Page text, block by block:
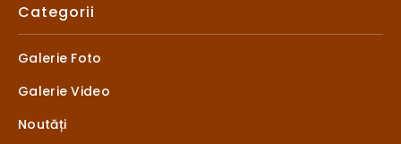
Categorii
Galerie Foto
Galerie Video
Noutăți